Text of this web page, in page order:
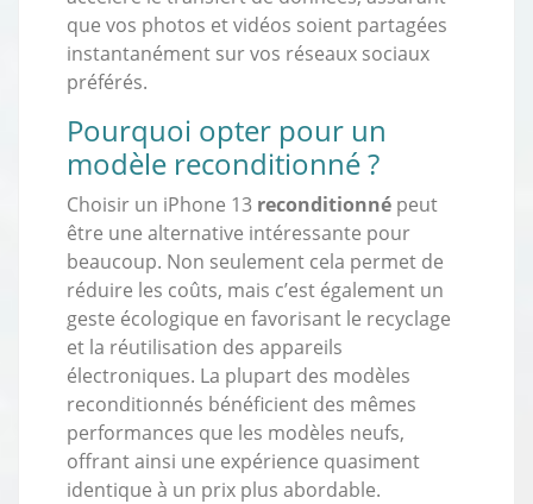
que vos photos et vidéos soient partagées
instantanément sur vos réseaux sociaux
préférés.
Pourquoi opter pour un
modèle reconditionné ?
Choisir un iPhone 13 reconditionné peut
être une alternative intéressante pour
beaucoup. Non seulement cela permet de
réduire les coûts, mais c’est également un
geste écologique en favorisant le recyclage
et la réutilisation des appareils
électroniques. La plupart des modèles
reconditionnés bénéficient des mêmes
performances que les modèles neufs,
offrant ainsi une expérience quasiment
identique à un prix plus abordable.